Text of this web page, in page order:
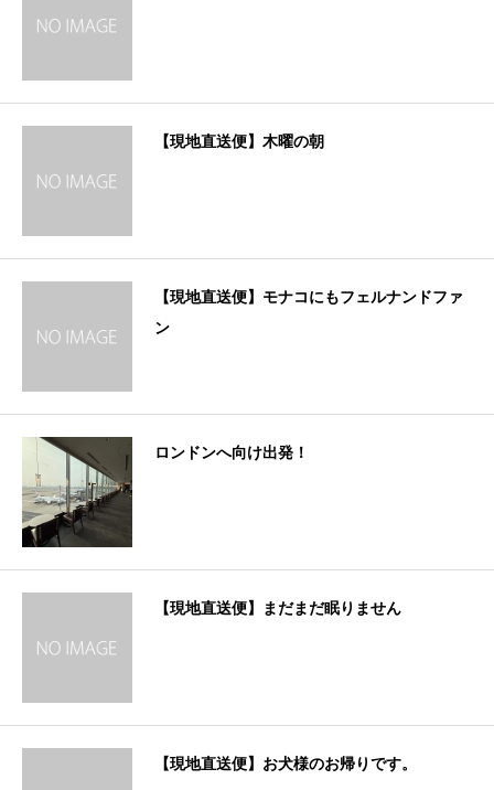
【現地直送便】木曜の朝
【現地直送便】モナコにもフェルナンドファ
ン
ロンドンへ向け出発！
【現地直送便】まだまだ眠りません
【現地直送便】お犬様のお帰りです。